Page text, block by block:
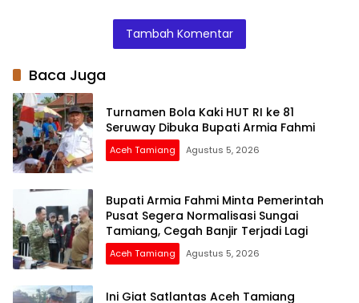
Penghargaan
dari Kapolri
Armia: Mari
Pembangunan
Tambah Komentar
Baca Juga
Turnamen Bola Kaki HUT RI ke 81
Seruway Dibuka Bupati Armia Fahmi
Aceh Tamiang Agustus 5, 2026
Bupati Armia Fahmi Minta Pemerintah
Pusat Segera Normalisasi Sungai
Tamiang, Cegah Banjir Terjadi Lagi
Aceh Tamiang Agustus 5, 2026
Ini Giat Satlantas Aceh Tamiang